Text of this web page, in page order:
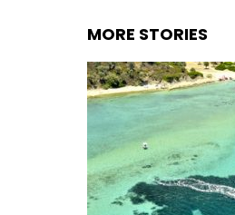
MORE STORIES